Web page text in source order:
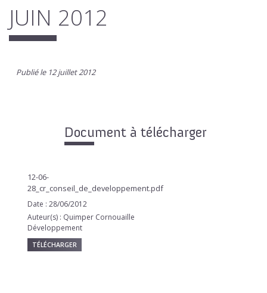
JUIN 2012
Publié le 12 juillet 2012
Document à télécharger
12-06-
28_cr_conseil_de_developpement.pdf
Date : 28/06/2012
Auteur(s) : Quimper Cornouaille
Développement
TÉLÉCHARGER